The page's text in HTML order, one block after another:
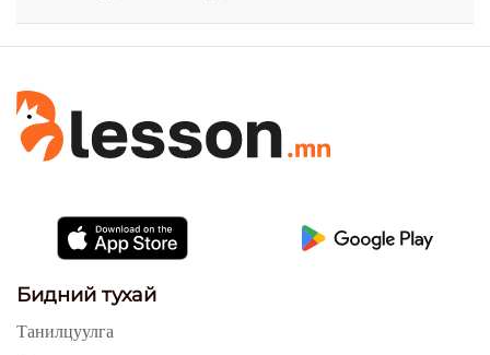
Бидний тухай
Танилцуулга